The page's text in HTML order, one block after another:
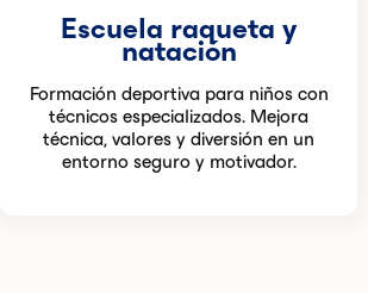
Escuela raqueta y
natación
Formación deportiva para niños con
técnicos especializados. Mejora
técnica, valores y diversión en un
entorno seguro y motivador.